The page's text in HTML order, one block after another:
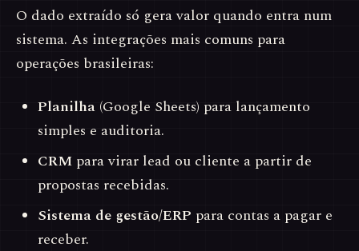
O dado extraído só gera valor quando entra num
sistema. As integrações mais comuns para
operações brasileiras:
Planilha (Google Sheets) para lançamento
simples e auditoria.
CRM para virar lead ou cliente a partir de
propostas recebidas.
Sistema de gestão/ERP para contas a pagar e
receber.